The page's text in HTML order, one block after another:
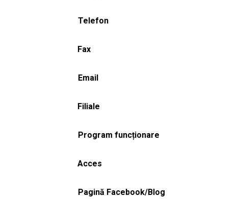
Telefon
Fax
Email
Filiale
Program funcționare
Acces
Pagină Facebook/Blog